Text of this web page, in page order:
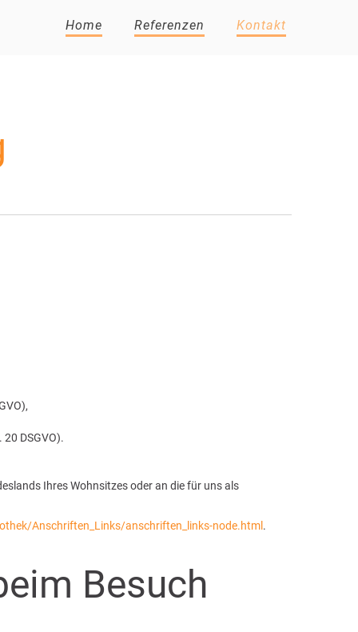
Home Referenzen Kontakt
DSGVO).
Ihres Wohnsitzes oder an die für uns als
Anschriften_Links/anschriften_links-node.html .
Besuch